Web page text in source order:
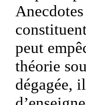
peut
théorie
dégagée,